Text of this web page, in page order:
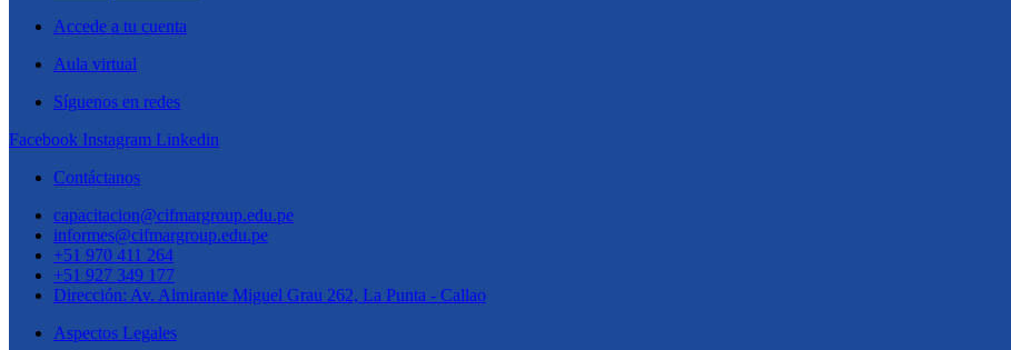
Accede a tu cuenta
Aula virtual
Síguenos en redes
Facebook Instagram Linkedin
Contáctanos
capacitacion@cifmargroup.edu.pe
informes@cifmargroup.edu.pe
+51 970 411 264
+51 927 349 177
Dirección: Av. Almirante Miguel Grau 262, La Punta - Callao
Aspectos Legales